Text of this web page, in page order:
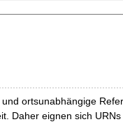
ortsunabhängige
Daher eignen sich